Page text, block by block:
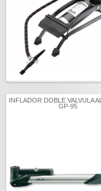
INFLADOR DOBLE VALVULA
GP-95